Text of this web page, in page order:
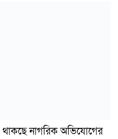
নাগরিক অভিযোগের